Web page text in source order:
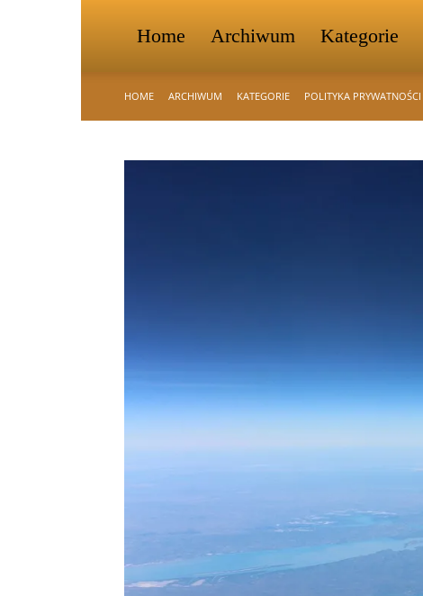
Home Archiwum Kategorie
HOME ARCHIWUM KATEGORIE POLITYKA PRYWATNOŚCI